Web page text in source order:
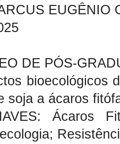
EUGÊNIO
DE PÓS-
bioecológicos
soja a ácaros
Ácaros